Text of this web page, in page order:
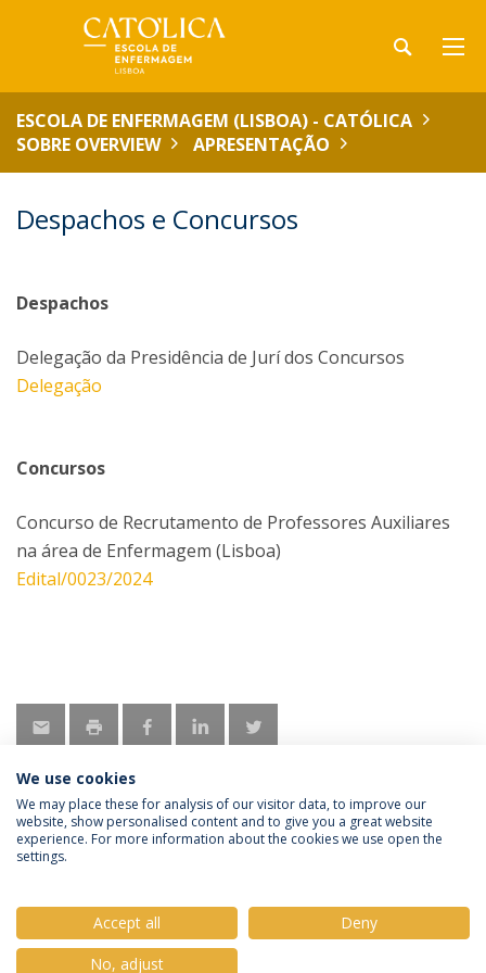
ESCOLA DE ENFERMAGEM (LISBOA) - CATÓLICA
SOBRE OVERVIEW
APRESENTAÇÃO
Despachos e Concursos
Despachos
Delegação da Presidência de Jurí dos Concursos
Delegação
Concursos
Concurso de Recrutamento de Professores Auxiliares
na área de Enfermagem (Lisboa)
Edital/0023/2024
Política de Privacidade
Termos e Condições
We use cookies
We may place these for analysis of our visitor data, to improve our
website, show personalised content and to give you a great website
experience. For more information about the cookies we use open the
settings.
Accept all
Deny
No, adjust